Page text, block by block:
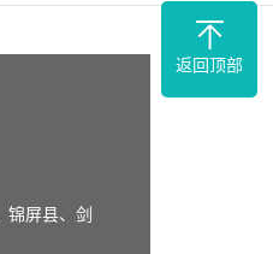
锦屏县、 剑
返回顶部